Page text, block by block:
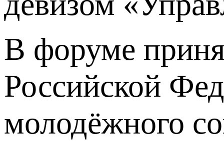
В форуме
Российской
молодёжного